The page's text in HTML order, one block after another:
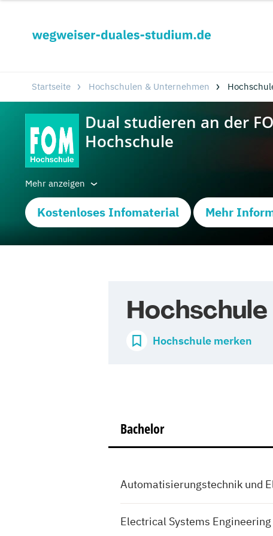
Startseite Hochschulen & Unternehmen
Mehr anzeigen
Kostenloses Infomaterial Mehr
Hochschule merken
Bachelor
Automatisierungstechnik und
Electrical Systems Engineering